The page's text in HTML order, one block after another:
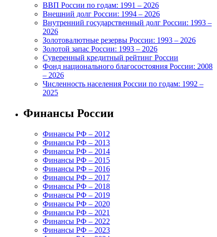
ВВП России по годам: 1991 – 2026
Внешний долг России: 1994 – 2026
Внутренний государственный долг России: 1993 –
2026
Золотовалютные резервы России: 1993 – 2026
Золотой запас России: 1993 – 2026
Суверенный кредитный рейтинг России
Фонд национального благосостояния России: 2008
– 2026
Численность населения России по годам: 1992 –
2025
Финансы России
Финансы РФ – 2012
Финансы РФ – 2013
Финансы РФ – 2014
Финансы РФ – 2015
Финансы РФ – 2016
Финансы РФ – 2017
Финансы РФ – 2018
Финансы РФ – 2019
Финансы РФ – 2020
Финансы РФ – 2021
Финансы РФ – 2022
Финансы РФ – 2023